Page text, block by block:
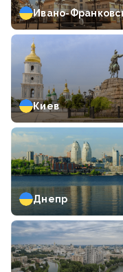
Ивано-
Киев
Днепр